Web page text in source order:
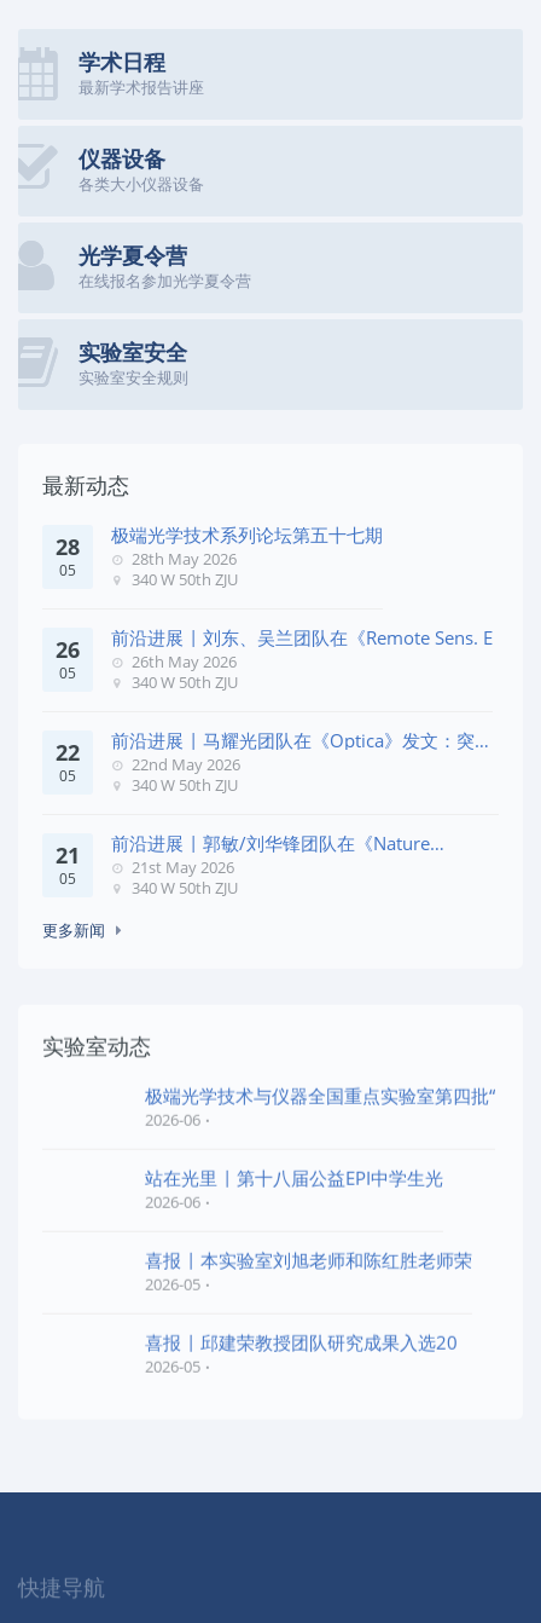
学术日程
最新学术报告讲座
仪器设备
各类大小仪器设备
光学夏令营
在线报名参加光学夏令营
实验室安全
实验室安全规则
最新动态
28
05
极端光学技术系列论坛第五十七期
28th May 2026
340 W 50th ZJU
26
05
前沿进展 | 刘东、吴兰团队在《Remote Sens. E
26th May 2026
340 W 50th ZJU
22
05
前沿进展 | 马耀光团队在《Optica》发文：突破
几何相位
22nd May 2026
340 W 50th ZJU
21
05
前沿进展 | 郭敏/刘华锋团队在《Nature
Commun
21st May 2026
340 W 50th ZJU
更多新闻
实验室动态
极端光学技术与仪器全国重点实验室第四批“
2026-06
站在光里 | 第十八届公益EPI中学生光
2026-06
喜报 | 本实验室刘旭老师和陈红胜老师荣
2026-05
喜报 | 邱建荣教授团队研究成果入选20
2026-05
快捷导航